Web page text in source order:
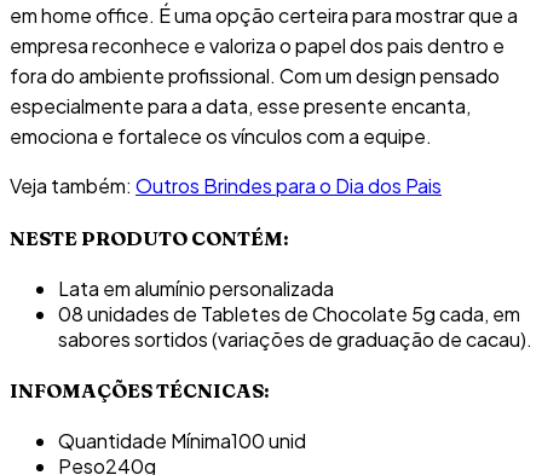
em home office. É uma opção certeira para mostrar que a
empresa reconhece e valoriza o papel dos pais dentro e
fora do ambiente profissional. Com um design pensado
especialmente para a data, esse presente encanta,
emociona e fortalece os vínculos com a equipe.
Veja também: Outros Brindes para o Dia dos Pais
NESTE PRODUTO CONTÉM:
Lata em alumínio personalizada
08 unidades de Tabletes de Chocolate 5g cada, em
sabores sortidos (variações de graduação de cacau).
INFOMAÇÕES TÉCNICAS:
Quantidade Mínima100 unid
Peso240g